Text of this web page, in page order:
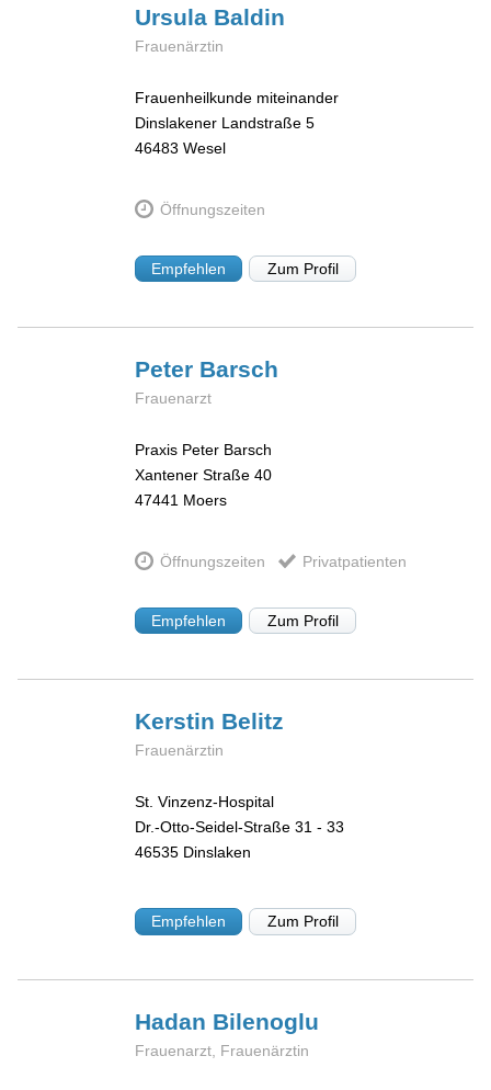
Ursula Baldin
Frauenärztin
Frauenheilkunde miteinander
Dinslakener Landstraße 5
46483 Wesel
Öffnungszeiten
Empfehlen Zum Profil
Peter Barsch
Frauenarzt
Praxis Peter Barsch
Xantener Straße 40
47441 Moers
Öffnungszeiten Privatpatienten
Empfehlen Zum Profil
Kerstin Belitz
Frauenärztin
St. Vinzenz-Hospital
Dr.-Otto-Seidel-Straße 31 - 33
46535 Dinslaken
Empfehlen Zum Profil
Hadan Bilenoglu
Frauenarzt, Frauenärztin